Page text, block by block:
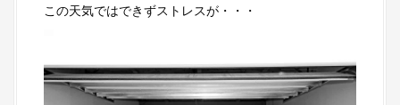
この天気ではできずストレスが・・・